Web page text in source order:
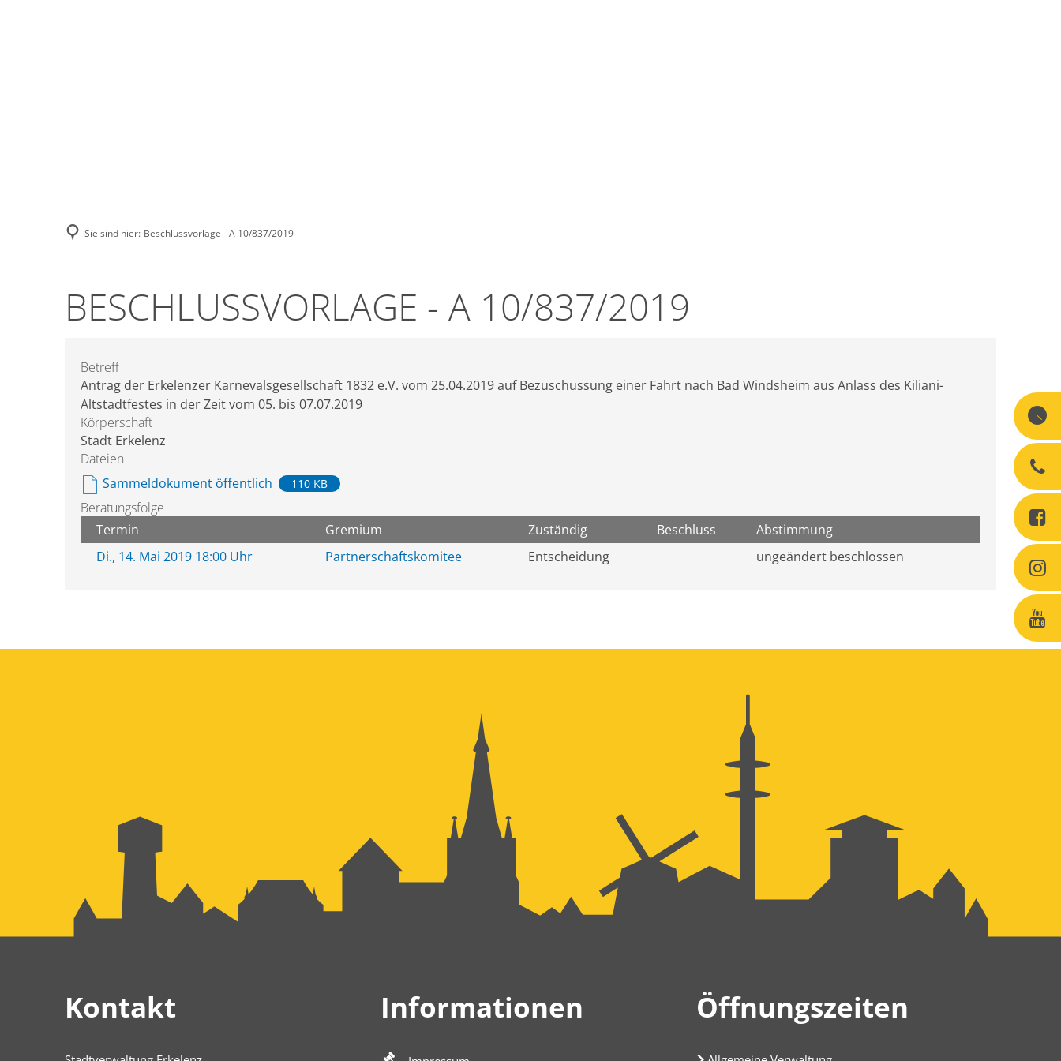
Sie sind hier: Beschlussvorlage - A 10/837/2019
BESCHLUSSVORLAGE - A 10/837/2019
Betreff
Antrag der Erkelenzer Karnevalsgesellschaft 1832 e.V. vom 25.04.2019 auf Bezuschussung einer Fahrt nach Bad Windsheim aus Anlass des Kiliani-
Altstadtfestes in der Zeit vom 05. bis 07.07.2019
Körperschaft
Stadt Erkelenz
Dateien
Sammeldokument öffentlich
110 KB
Beratungsfolge
Termin
Gremium Zuständig Beschluss
Abstimmung
Di., 14. Mai 2019 18:00 Uhr
Partnerschaftskomitee Entscheidung ungeändert beschlossen
Kontakt Informationen Öffnungszeiten